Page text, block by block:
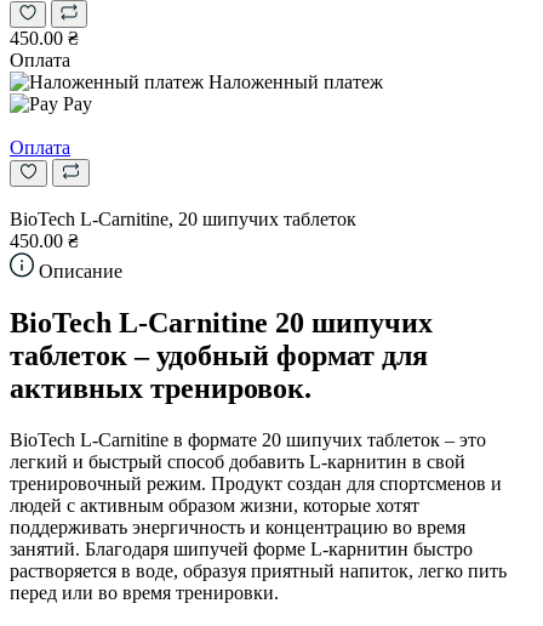
450.00 ₴
Оплата
Наложенный платеж
Pay
Оплата
BioTech L-Carnitine, 20 шипучих таблеток
450.00 ₴
Описание
BioTech L-Carnitine 20 шипучих
таблеток – удобный формат для
активных тренировок.
BioTech L-Carnitine в формате 20 шипучих таблеток – это
легкий и быстрый способ добавить L-карнитин в свой
тренировочный режим. Продукт создан для спортсменов и
людей с активным образом жизни, которые хотят
поддерживать энергичность и концентрацию во время
занятий. Благодаря шипучей форме L-карнитин быстро
растворяется в воде, образуя приятный напиток, легко пить
перед или во время тренировки.